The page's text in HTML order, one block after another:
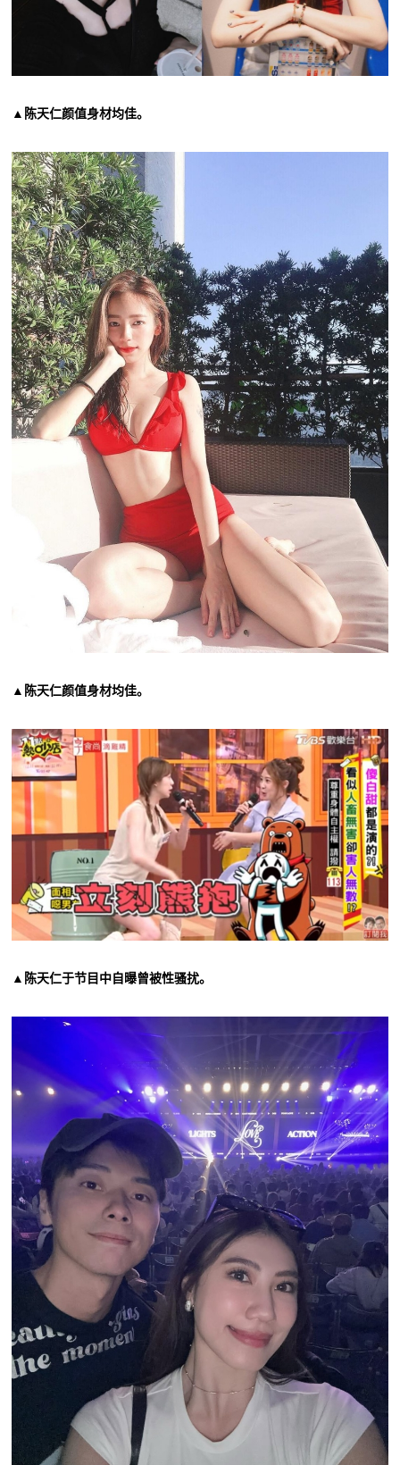
▲陈天仁颜值身材均佳。
▲陈天仁颜值身材均佳。
▲陈天仁于节目中自曝曾被性骚扰。